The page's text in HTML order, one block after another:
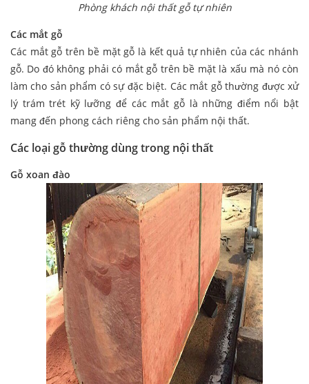
Phòng khách nội thất gỗ tự nhiên
Các mắt gỗ
Các mắt gỗ trên bề mặt gỗ là kết quả tự nhiên của các nhánh
gỗ. Do đó không phải có mắt gỗ trên bề mặt là xấu mà nó còn
làm cho sản phẩm có sự đặc biệt. Các mắt gỗ thường được xử
lý trám trét kỹ lưỡng để các mắt gỗ là những điểm nổi bật
mang đến phong cách riêng cho sản phẩm nội thất.
Các loại gỗ thường dùng trong nội thất
Gỗ xoan đào